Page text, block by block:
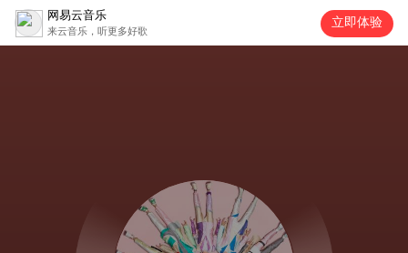
网易云音乐
来云音乐，听更多好歌
立即体验